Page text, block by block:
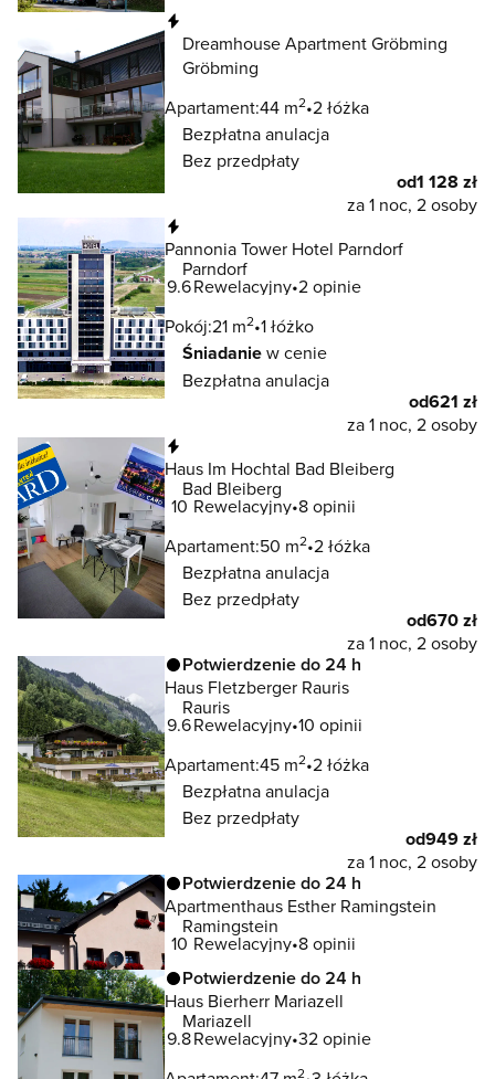
Dreamhouse Apartment Gröbming
Gröbming
Apartament:44 m2 2 łóżka
Bezpłatna anulacja
Bez przedpłaty
od1 128 zł
za 1 noc, 2 osoby
Pannonia Tower Hotel Parndorf
Parndorf
9.6Rewelacyjny 2 opinie
Pokój:21 m2 1 łóżko
Śniadaniew cenie
Bezpłatna anulacja
od621 zł
za 1 noc, 2 osoby
Haus Im Hochtal Bad Bleiberg
Bad Bleiberg
10 Rewelacyjny 8 opinii
Apartament:50 m2 2 łóżka
Bezpłatna anulacja
Bez przedpłaty
od670 zł
za 1 noc, 2 osoby
Potwierdzenie do 24 h
Haus Fletzberger Rauris
Rauris
9.6Rewelacyjny 10 opinii
Apartament:45 m2 2 łóżka
Bezpłatna anulacja
Bez przedpłaty
od949 zł
za 1 noc, 2 osoby
Potwierdzenie do 24 h
Apartmenthaus Esther Ramingstein
Ramingstein
10 Rewelacyjny 8 opinii
Potwierdzenie do 24 h
Haus Bierherr Mariazell
Mariazell
9.8Rewelacyjny 32 opinie
2